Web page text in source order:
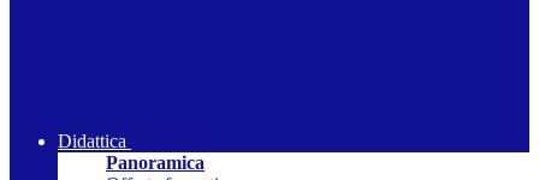
Didattica
Panoramica